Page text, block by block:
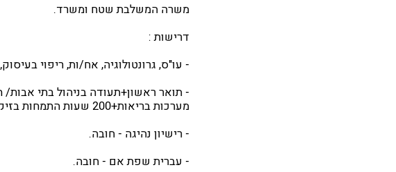
משרה המשלבת שטח ומשרד.
דרישות :
- עו"ס, גרונטולוגיה, אח/ות, ריפוי
- תואר ראשון+תעודה בניהול בתי אבות/
מערכות בריאות+200 שעות התמחות בזיקנה - חובה.
- רישיון נהיגה - חובה.
- עברית שפת אם - חובה.